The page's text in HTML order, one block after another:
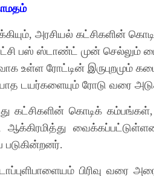
, அரசியல் கட்சிகளின்
பஸ் ஸ்டாண்ட் முன் செல்லும்
உள்ள ரோட்டின் இருபுறமும்
டயர்களையும் ரோடு வரை
கட்சிகளின் கொடிக் கம்பங்கள்,
படுகின்றனர்.
பிரிவு வரை